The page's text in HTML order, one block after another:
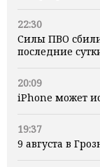
22:30
Силы ПВО
последние
20:09
iPhone может
19:37
9 августа в